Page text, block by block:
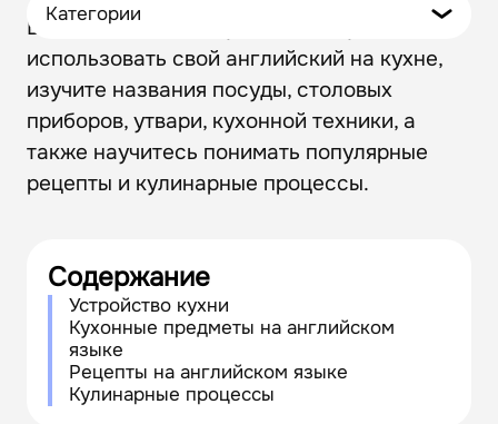
Категории
В этой статье вы научитесь искуссно
использовать свой английский на кухне,
изучите названия посуды, столовых
приборов, утвари, кухонной техники, а
также научитесь понимать популярные
рецепты и кулинарные процессы.
Содержание
Устройство кухни
Кухонные предметы на английском
языке
Рецепты на английском языке
Кулинарные процессы